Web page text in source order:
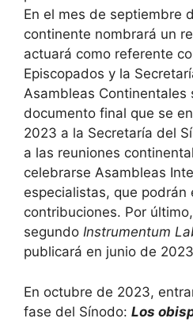
En el mes de septiembre
continente nombrará un
actuará como referente
Episcopados y la
Asambleas Continentales
documento final que se
2023 a la Secretaría del
a las reuniones
celebrarse Asambleas
especialistas, que podrán
contribuciones. Por
segundo Instrumentum
publicará en junio de
En octubre de 2023,
fase del Sínodo: Los